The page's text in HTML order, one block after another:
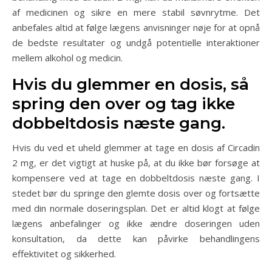
af medicinen og sikre en mere stabil søvnrytme. Det
anbefales altid at følge lægens anvisninger nøje for at opnå
de bedste resultater og undgå potentielle interaktioner
mellem alkohol og medicin.
Hvis du glemmer en dosis, så
spring den over og tag ikke
dobbeltdosis næste gang.
Hvis du ved et uheld glemmer at tage en dosis af Circadin
2 mg, er det vigtigt at huske på, at du ikke bør forsøge at
kompensere ved at tage en dobbeltdosis næste gang. I
stedet bør du springe den glemte dosis over og fortsætte
med din normale doseringsplan. Det er altid klogt at følge
lægens anbefalinger og ikke ændre doseringen uden
konsultation, da dette kan påvirke behandlingens
effektivitet og sikkerhed.